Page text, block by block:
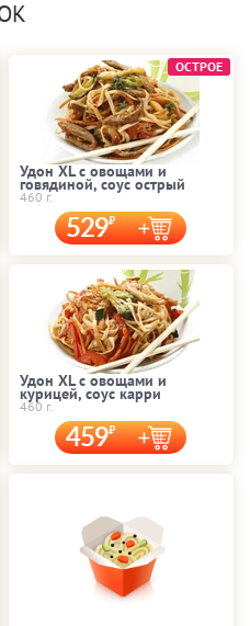
Удон XL с овощами и
говядиной, соус острый
460 г.
529
ОСТРОЕ
Удон XL с овощами и
курицей, соус карри
460 г.
459